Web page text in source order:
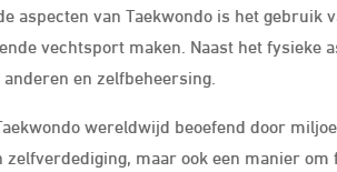
aspecten van Taekwondo is het
vechtsport maken. Naast het fysieke
en zelfbeheersing.
wereldwijd beoefend door
zelfverdediging, maar ook een manier